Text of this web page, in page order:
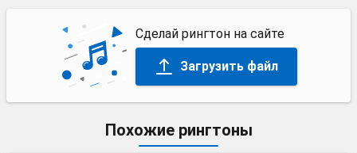
Сделай рингтон на сайте
Загрузить файл
Похожие рингтоны